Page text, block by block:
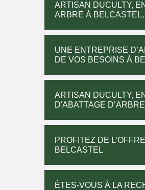
ARTISAN DUCULTY,
ARBRE À
UNE ENTREPRISE
DE VOS BESOINS À
ARTISAN DUCULTY,
D'ABATTAGE
PROFITEZ DE
BELCASTEL
ÊTES-VOUS À LA